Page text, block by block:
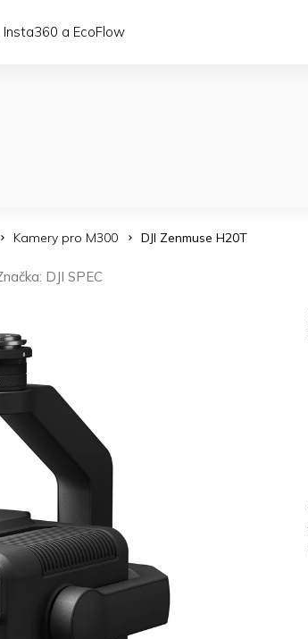
a EcoFlow
Kamery pro M300 DJI Zenmuse H20T
DJI SPEC